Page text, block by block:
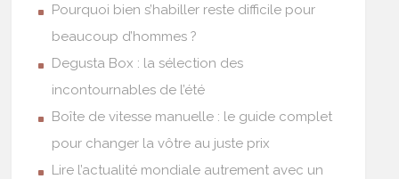
Pourquoi bien s’habiller reste difficile pour
beaucoup d’hommes ?
Degusta Box : la sélection des
incontournables de l’été
Boîte de vitesse manuelle : le guide complet
pour changer la vôtre au juste prix
Lire l’actualité mondiale autrement avec un